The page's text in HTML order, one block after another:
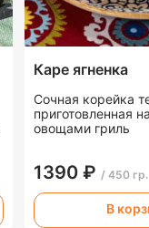
Каре ягненка
Сочная корейка
приготовленная
овощами гриль
1390 ₽ / 450 гр.
В